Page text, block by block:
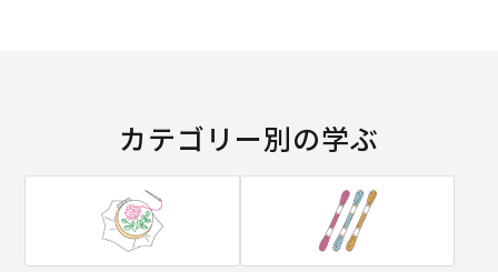
カテゴリー別の学ぶ